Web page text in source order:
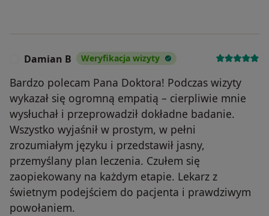
Damian B Weryfikacja wizyty
Bardzo polecam Pana Doktora! Podczas wizyty
wykazał się ogromną empatią – cierpliwie mnie
wysłuchał i przeprowadził dokładne badanie.
Wszystko wyjaśnił w prostym, w pełni
zrozumiałym języku i przedstawił jasny,
przemyślany plan leczenia. Czułem się
zaopiekowany na każdym etapie. Lekarz z
świetnym podejściem do pacjenta i prawdziwym
powołaniem.